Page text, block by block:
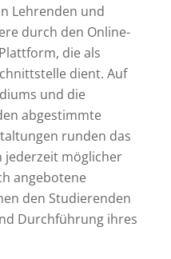
Lehrenden und
durch den Online-
die als
dient. Auf
und die
abgestimmte
runden das
jederzeit möglicher
angebotene
den Studierenden
Durchführung ihres